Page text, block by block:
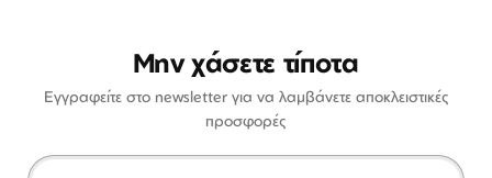
Μην χάσετε τίποτα
Εγγραφείτε στο newsletter για να λαμβάνετε αποκλειστικές
προσφορές